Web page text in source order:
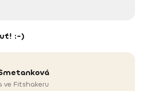
:-)
ve Fitshakeru